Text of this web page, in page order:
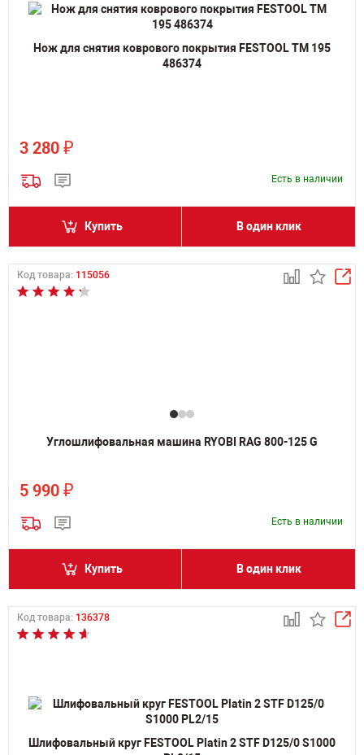
Нож для снятия коврового покрытия FESTOOL TM 195
486374
3 280 ₽
Есть в наличии
Купить В один клик
Код товара: 115056
Углошлифовальная машина RYOBI RAG 800-125 G
5 990 ₽
Есть в наличии
Купить В один клик
Код товара: 136378
Шлифовальный круг FESTOOL Platin 2 STF D125/0 S1000